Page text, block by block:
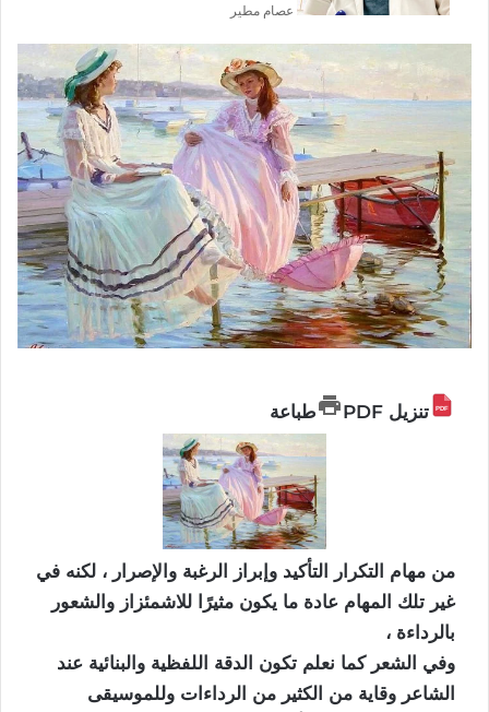
عصام مطير
تنزيل PDF طباعة
من مهام التكرار التأكيد وإبراز الرغبة والإصرار ، لكنه في
غير تلك المهام عادة ما يكون مثيرًا للاشمئزاز والشعور
بالرداءة ،
وفي الشعر كما نعلم تكون الدقة اللفظية والبنائية عند
الشاعر وقاية من الكثير من الرداءات وللموسيقى